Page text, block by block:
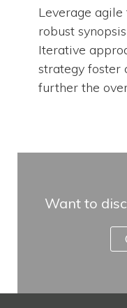
Leverage
robust
Iterative
strategy foster
further the
Want to